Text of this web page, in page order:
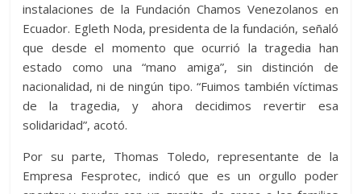
instalaciones de la Fundación Chamos Venezolanos en
Ecuador. Egleth Noda, presidenta de la fundación, señaló
que desde el momento que ocurrió la tragedia han
estado como una “mano amiga”, sin distinción de
nacionalidad, ni de ningún tipo. “Fuimos también víctimas
de la tragedia, y ahora decidimos revertir esa
solidaridad”, acotó.
Por su parte, Thomas Toledo, representante de la
Empresa Fesprotec, indicó que es un orgullo poder